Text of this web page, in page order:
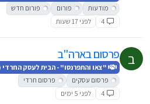
מודעות
פורום
פורום חדש
4
לפני 17 שעות
ב פרסום בארה"ב
"צאו והתפרנסו" - הבית לעסק
פרסום עסקים
פרסום חרדי
4
לפני 5 ימים